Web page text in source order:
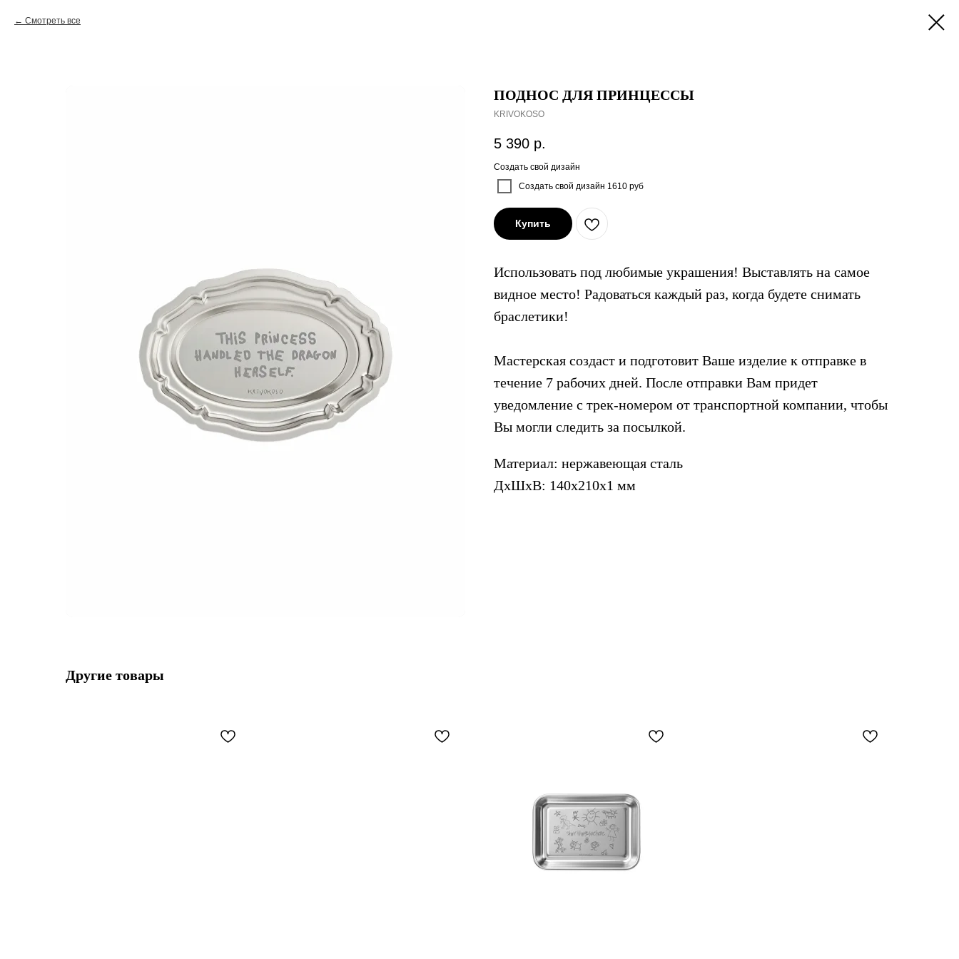
Смотреть все
ПОДНОС ДЛЯ ПРИНЦЕССЫ
KRIVOKOSO
5 390 р.
Создать свой дизайн
Создать свой дизайн 1610 руб
Купить
Использовать под любимые украшения! Выставлять на самое
видное место! Радоваться каждый раз, когда будете снимать
браслетики!
Мастерская создаст и подготовит Ваше изделие к отправке в
течение 7 рабочих дней. После отправки Вам придет
уведомление с трек-номером от транспортной компании, чтобы
Вы могли следить за посылкой.
Материал: нержавеющая сталь
ДxШxВ: 140x210x1 мм
Другие товары